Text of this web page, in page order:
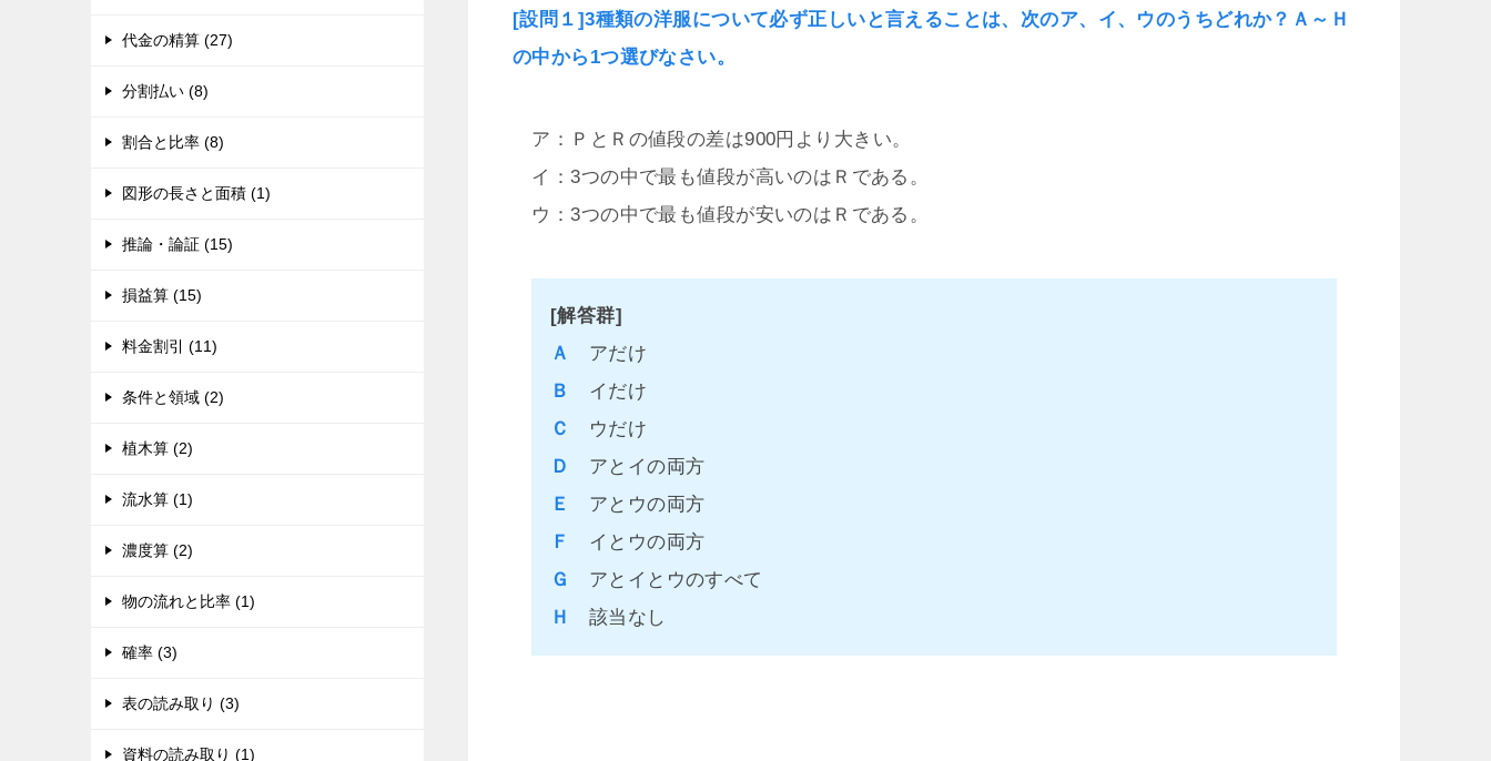
[設問１]3種類の洋服について必ず正しいと言えることは、次のア、イ、ウのうちどれか？Ａ～Ｈ
の中から1つ選びなさい。
ア：ＰとＲの値段の差は900円より大きい。
イ：3つの中で最も値段が高いのはＲである。
ウ：3つの中で最も値段が安いのはＲである。
[解答群]
Ａ
アだけ
Ｂ
イだけ
Ｃ
ウだけ
Ｄ
アとイの両方
Ｅ
アとウの両方
Ｆ
イとウの両方
Ｇ
アとイとウのすべて
Ｈ
該当なし
代金の精算 (27)
分割払い (8)
割合と比率 (8)
図形の長さと面積 (1)
推論・論証 (15)
損益算 (15)
料金割引 (11)
条件と領域 (2)
植木算 (2)
流水算 (1)
濃度算 (2)
物の流れと比率 (1)
確率 (3)
表の読み取り (3)
資料の読み取り (1)